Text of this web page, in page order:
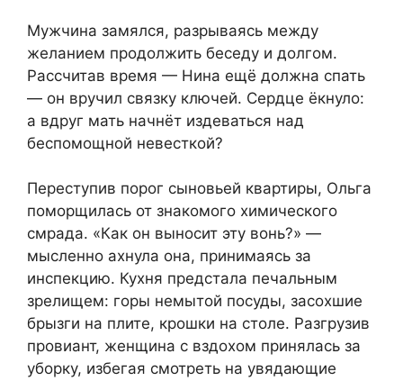
Мужчина замялся, разрываясь между
желанием продолжить беседу и долгом.
Рассчитав время — Нина ещё должна спать
— он вручил связку ключей. Сердце ёкнуло:
а вдруг мать начнёт издеваться над
беспомощной невесткой?
Переступив порог сыновьей квартиры, Ольга
поморщилась от знакомого химического
смрада. «Как он выносит эту вонь?» —
мысленно ахнула она, принимаясь за
инспекцию. Кухня предстала печальным
зрелищем: горы немытой посуды, засохшие
брызги на плите, крошки на столе. Разгрузив
провиант, женщина с вздохом принялась за
уборку, избегая смотреть на увядающие